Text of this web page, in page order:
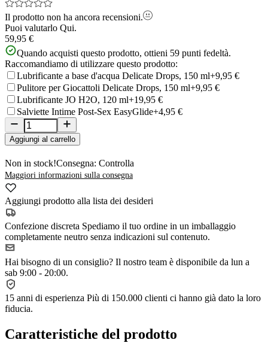
Il prodotto non ha ancora recensioni.
Puoi valutarlo Qui.
59,95 €
Quando acquisti questo prodotto, ottieni 59 punti fedeltà.
Raccomandiamo di utilizzare questo prodotto:
Lubrificante a base d'acqua Delicate Drops, 150 ml+9,95 €
Pulitore per Giocattoli Delicate Drops, 150 ml+9,95 €
Lubrificante JO H2O, 120 ml+19,95 €
Salviette Intime Post-Sex EasyGlide+4,95 €
Aggiungi al carrello
Non in stock!Consegna: Controlla
Maggiori informazioni sulla consegna
Aggiungi prodotto alla lista dei desideri
Confezione discreta Spediamo il tuo ordine in un imballaggio
completamente neutro senza indicazioni sul contenuto.
Hai bisogno di un consiglio? Il nostro team è disponibile da lun a
sab 9:00 - 20:00.
15 anni di esperienza Più di 150.000 clienti ci hanno già dato la loro
fiducia.
Caratteristiche del prodotto